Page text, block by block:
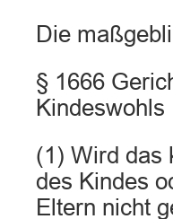
Die
§ 1666
Kindeswohls
(1) Wird das
des Kindes
Eltern nicht